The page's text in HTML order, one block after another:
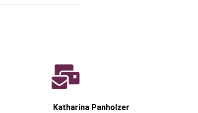
Katharina Panholzer